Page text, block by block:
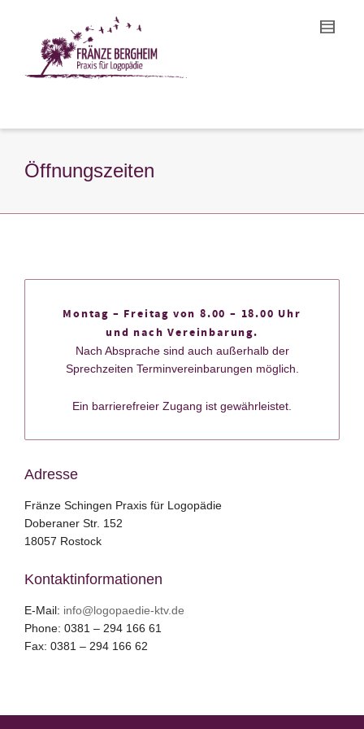
Öffnungszeiten
Montag – Freitag von 8.00 – 18.00 Uhr
und nach Vereinbarung.
Nach Absprache sind auch außerhalb der
Sprechzeiten Terminvereinbarungen möglich.
Ein barrierefreier Zugang ist gewährleistet.
Adresse
Fränze Schingen Praxis für Logopädie
Doberaner Str. 152
18057 Rostock
Kontaktinformationen
E-Mail: info@logopaedie-ktv.de
Phone: 0381 – 294 166 61
Fax: 0381 – 294 166 62